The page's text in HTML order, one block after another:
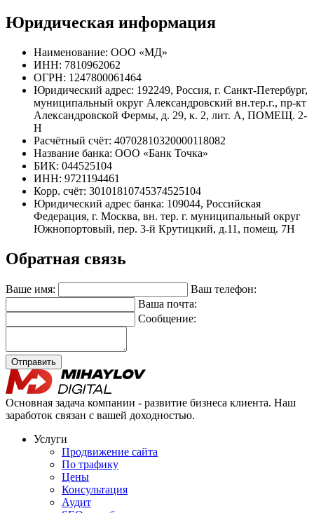
Юридическая информация
Наименование: ООО «МД»
ИНН: 7810962062
ОГРН: 1247800061464
Юридический адрес: 192249, Россия, г. Санкт-Петербург,
муниципальный округ Александровский вн.тер.г., пр-кт
Александровской Фермы, д. 29, к. 2, лит. А, ПОМЕЩ. 2-
Н
Расчётный счёт: 40702810320000118082
Название банка: ООО «Банк Точка»
БИК: 044525104
ИНН: 9721194461
Корр. счёт: 30101810745374525104
Юридический адрес банка: 109044, Российская
Федерация, г. Москва, вн. тер. г. муниципальный округ
Южнопортовый, пер. 3-й Крутицкий, д.11, помещ. 7Н
Обратная связь
Ваше имя:
Ваш телефон:
Ваша почта:
Сообщение:
Отправить
Основная задача компании - развитие бизнеса клиента. Наш
заработок связан с вашей доходностью.
Услуги
Продвижение сайта
По трафику
Цены
Консультация
Аудит